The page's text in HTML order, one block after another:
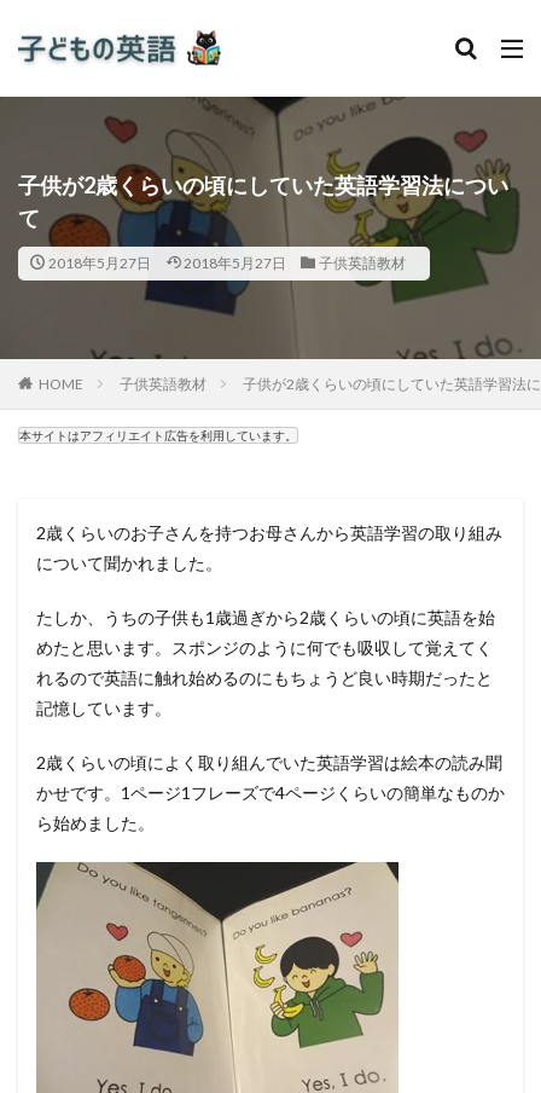
子供が2歳くらいの頃にしていた英語学習法につい
て
2018年5月27日 2018年5月27日 子供英語教材
HOME 子供英語教材 子供が2歳くらいの頃にしていた英語学習法
本サイトはアフィリエイト広告を利用しています。
2歳くらいのお子さんを持つお母さんから英語学習の取り組み
について聞かれました。
たしか、うちの子供も1歳過ぎから2歳くらいの頃に英語を始
めたと思います。スポンジのように何でも吸収して覚えてく
れるので英語に触れ始めるのにもちょうど良い時期だったと
記憶しています。
2歳くらいの頃によく取り組んでいた英語学習は絵本の読み聞
かせです。1ページ1フレーズで4ページくらいの簡単なものか
ら始めました。